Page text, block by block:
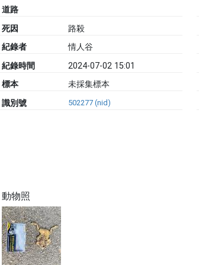
道路
死因
路殺
紀錄者
情人谷
紀錄時間
2024-07-02 15:01
標本
未採集標本
識別號
502277 (nid)
動物照